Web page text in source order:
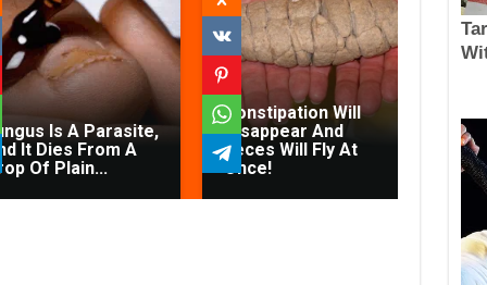
R
t
r
Is A Parasite,
It Dies From A
Of Plain...
Constipation Will
Disappear And
Feces Will Fly At
Once!